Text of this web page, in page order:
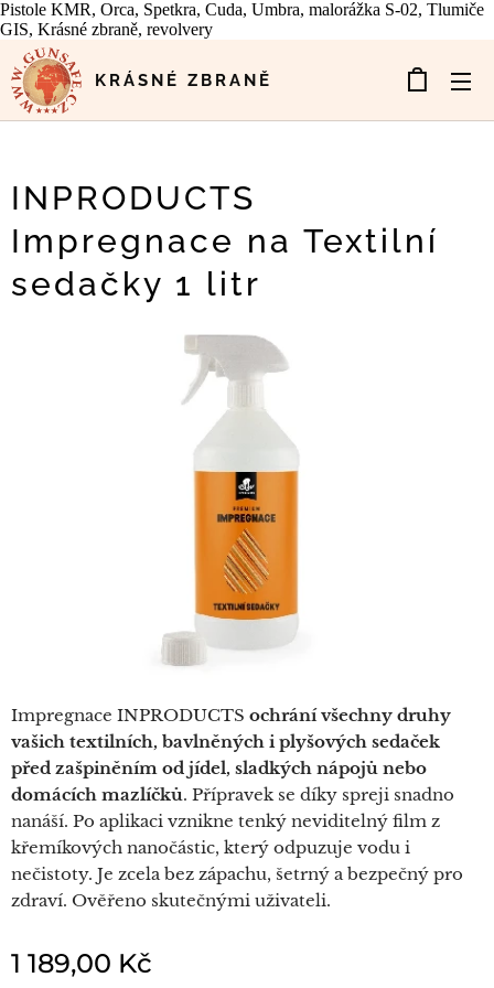
Pistole KMR, Orca, Spetkra, Cuda, Umbra, malorážka S-02, Tlumiče
GIS, Krásné zbraně, revolvery
KRÁSNÉ ZBRANĚ
INPRODUCTS
Impregnace na Textilní
sedačky 1 litr
Impregnace INPRODUCTS ochrání všechny druhy
vašich textilních, bavlněných i plyšových sedaček
před zašpiněním od jídel, sladkých nápojů nebo
domácích mazlíčků. Přípravek se díky spreji snadno
nanáší. Po aplikaci vznikne tenký neviditelný film z
křemíkových nanočástic, který odpuzuje vodu i
nečistoty. Je zcela bez zápachu, šetrný a bezpečný pro
zdraví. Ověřeno skutečnými uživateli.
1 189,00 Kč